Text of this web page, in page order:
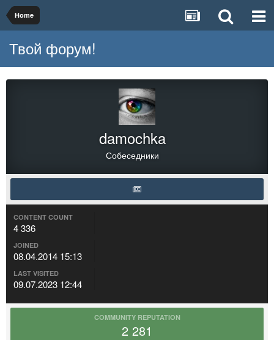
Home
Твой форум!
damochka
Собеседники
CONTENT COUNT
4 336
JOINED
08.04.2014 15:13
LAST VISITED
09.07.2023 12:44
COMMUNITY REPUTATION
2 281